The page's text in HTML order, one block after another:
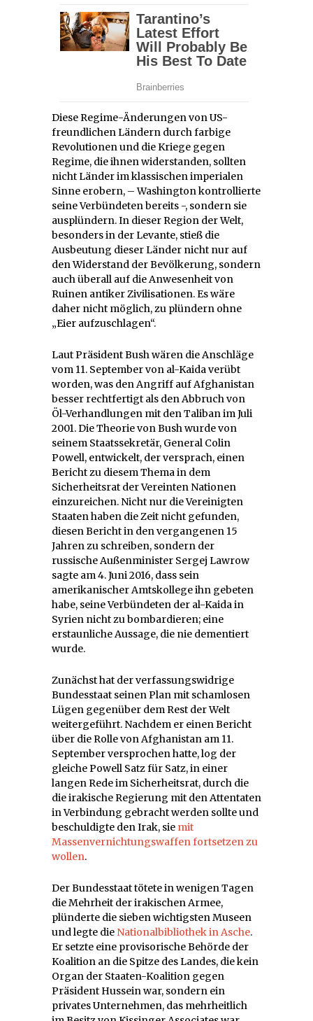
Diese Regime-Änderungen von US-
freundlichen Ländern durch farbige
Revolutionen und die Kriege gegen
Regime, die ihnen widerstanden, sollten
nicht Länder im klassischen imperialen
Sinne erobern, – Washington kontrollierte
seine Verbündeten bereits -, sondern sie
ausplündern. In dieser Region der Welt,
besonders in der Levante, stieß die
Ausbeutung dieser Länder nicht nur auf
den Widerstand der Bevölkerung, sondern
auch überall auf die Anwesenheit von
Ruinen antiker Zivilisationen. Es wäre
daher nicht möglich, zu plündern ohne
„Eier aufzuschlagen“.
Laut Präsident Bush wären die Anschläge
vom 11. September von al-Kaida verübt
worden, was den Angriff auf Afghanistan
besser rechtfertigt als den Abbruch von
Öl-Verhandlungen mit den Taliban im Juli
2001. Die Theorie von Bush wurde von
seinem Staatssekretär, General Colin
Powell, entwickelt, der versprach, einen
Bericht zu diesem Thema in dem
Sicherheitsrat der Vereinten Nationen
einzureichen. Nicht nur die Vereinigten
Staaten haben die Zeit nicht gefunden,
diesen Bericht in den vergangenen 15
Jahren zu schreiben, sondern der
russische Außenminister Sergej Lawrow
sagte am 4. Juni 2016, dass sein
amerikanischer Amtskollege ihn gebeten
habe, seine Verbündeten der al-Kaida in
Syrien nicht zu bombardieren; eine
erstaunliche Aussage, die nie dementiert
wurde.
Zunächst hat der verfassungswidrige
Bundesstaat seinen Plan mit schamlosen
Lügen gegenüber dem Rest der Welt
weitergeführt. Nachdem er einen Bericht
über die Rolle von Afghanistan am 11.
September versprochen hatte, log der
gleiche Powell Satz für Satz, in einer
langen Rede im Sicherheitsrat, durch die
die irakische Regierung mit den Attentaten
in Verbindung gebracht werden sollte und
beschuldigte den Irak, sie mit
Massenvernichtungswaffen fortsetzen zu
wollen.
Der Bundesstaat tötete in wenigen Tagen
die Mehrheit der irakischen Armee,
plünderte die sieben wichtigsten Museen
und legte die Nationalbibliothek in Asche.
Er setzte eine provisorische Behörde der
Koalition an die Spitze des Landes, die kein
Organ der Staaten-Koalition gegen
Präsident Hussein war, sondern ein
privates Unternehmen, das mehrheitlich